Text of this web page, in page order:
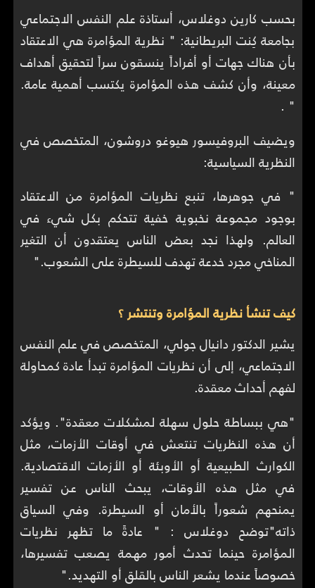
بحسب كارين دوغلاس، أستاذة علم النفس الاجتماعي
بجامعة كِنت البريطانية: " نظرية المؤامرة هي الاعتقاد
بأن هناك جهات أو أفراداً ينسقون سراً لتحقيق أهداف
معينة، وأن كشف هذه المؤامرة يكتسب أهمية عامة.
" .
ويضيف البروفيسور هيوغو دروشون، المتخصص في
النظرية السياسية:
" في جوهرها، تنبع نظريات المؤامرة من الاعتقاد
بوجود مجموعة نخبوية خفية تتحكم بكل شيء في
العالم. ولهذا نجد بعض الناس يعتقدون أن التغير
المناخي مجرد خدعة تهدف للسيطرة على الشعوب."
كيف تنشأ نظرية المؤامرة وتنتشر ؟
يشير الدكتور دانيال جولي، المتخصص في علم النفس
الاجتماعي، إلى أن نظريات المؤامرة تبدأ عادة كمحاولة
لفهم أحداث معقدة.
"هي ببساطة حلول سهلة لمشكلات معقدة". ويؤكد
أن هذه النظريات تنتعش في أوقات الأزمات، مثل
الكوارث الطبيعية أو الأوبئة أو الأزمات الاقتصادية.
في مثل هذه الأوقات، يبحث الناس عن تفسير
يمنحهم شعوراً بالأمان أو السيطرة. وفي السياق
ذاته"توضح دوغلاس : " عادةً ما تظهر نظريات
المؤامرة حينما تحدث أمور مهمة يصعب تفسيرها،
خصوصاً عندما يشعر الناس بالقلق أو التهديد."